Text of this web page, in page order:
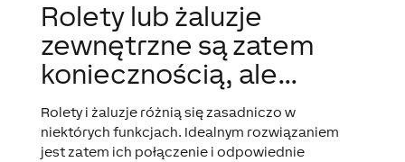
Rolety lub żaluzje
zewnętrzne są zatem
koniecznością, ale…
Rolety i żaluzje różnią się zasadniczo w
niektórych funkcjach. Idealnym rozwiązaniem
jest zatem ich połączenie i odpowiednie